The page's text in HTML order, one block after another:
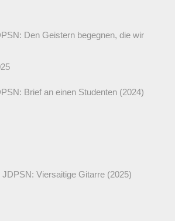
Den Geistern begegnen, die wir
Brief an einen Studenten (2024)
Viersaitige Gitarre (2025)